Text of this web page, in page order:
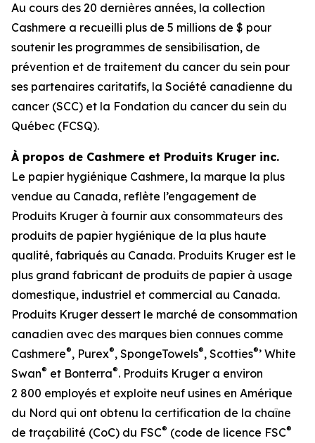
Au cours des 20 dernières années, la collection
Cashmere a recueilli plus de 5 millions de $ pour
soutenir les programmes de sensibilisation, de
prévention et de traitement du cancer du sein pour
ses partenaires caritatifs, la Société canadienne du
cancer (SCC) et la Fondation du cancer du sein du
Québec (FCSQ).
À propos de Cashmere et Produits Kruger inc.
Le papier hygiénique Cashmere, la marque la plus
vendue au Canada, reflète l’engagement de
Produits Kruger à fournir aux consommateurs des
produits de papier hygiénique de la plus haute
qualité, fabriqués au Canada. Produits Kruger est le
plus grand fabricant de produits de papier à usage
domestique, industriel et commercial au Canada.
Produits Kruger dessert le marché de consommation
canadien avec des marques bien connues comme
Cashmere®, Purex®, SpongeTowels®, Scotties®’ White
Swan® et Bonterra®. Produits Kruger a environ
2 800 employés et exploite neuf usines en Amérique
du Nord qui ont obtenu la certification de la chaîne
de traçabilité (CoC) du FSC® (code de licence FSC®